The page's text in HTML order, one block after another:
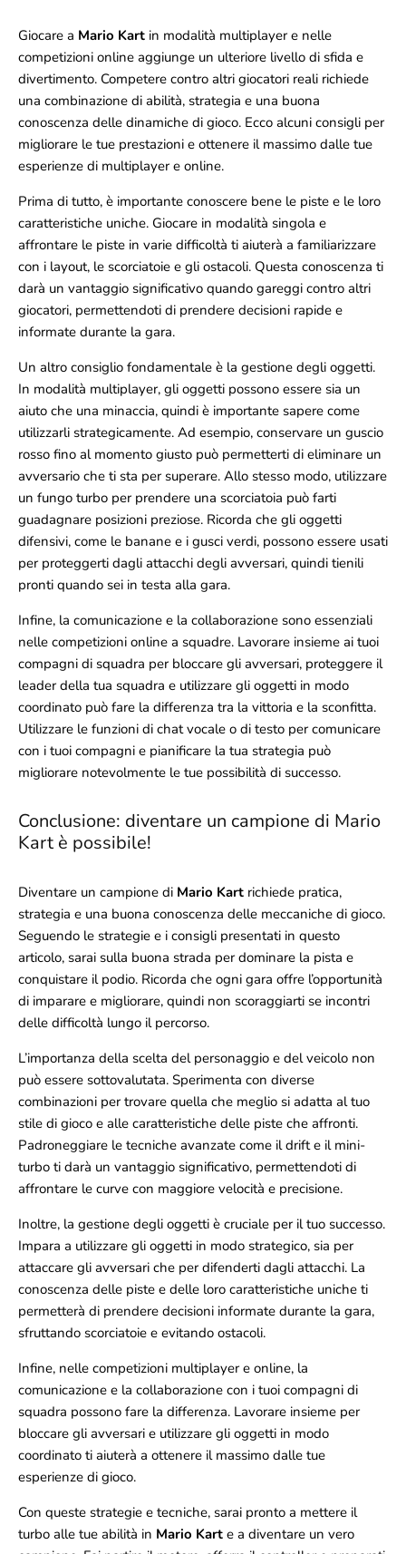
Giocare a Mario Kart in modalità multiplayer e nelle
competizioni online aggiunge un ulteriore livello di sfida e
divertimento. Competere contro altri giocatori reali richiede
una combinazione di abilità, strategia e una buona
conoscenza delle dinamiche di gioco. Ecco alcuni consigli per
migliorare le tue prestazioni e ottenere il massimo dalle tue
esperienze di multiplayer e online.
Prima di tutto, è importante conoscere bene le piste e le loro
caratteristiche uniche. Giocare in modalità singola e
affrontare le piste in varie difficoltà ti aiuterà a familiarizzare
con i layout, le scorciatoie e gli ostacoli. Questa conoscenza ti
darà un vantaggio significativo quando gareggi contro altri
giocatori, permettendoti di prendere decisioni rapide e
informate durante la gara.
Un altro consiglio fondamentale è la gestione degli oggetti.
In modalità multiplayer, gli oggetti possono essere sia un
aiuto che una minaccia, quindi è importante sapere come
utilizzarli strategicamente. Ad esempio, conservare un guscio
rosso fino al momento giusto può permetterti di eliminare un
avversario che ti sta per superare. Allo stesso modo, utilizzare
un fungo turbo per prendere una scorciatoia può farti
guadagnare posizioni preziose. Ricorda che gli oggetti
difensivi, come le banane e i gusci verdi, possono essere usati
per proteggerti dagli attacchi degli avversari, quindi tienili
pronti quando sei in testa alla gara.
Infine, la comunicazione e la collaborazione sono essenziali
nelle competizioni online a squadre. Lavorare insieme ai tuoi
compagni di squadra per bloccare gli avversari, proteggere il
leader della tua squadra e utilizzare gli oggetti in modo
coordinato può fare la differenza tra la vittoria e la sconfitta.
Utilizzare le funzioni di chat vocale o di testo per comunicare
con i tuoi compagni e pianificare la tua strategia può
migliorare notevolmente le tue possibilità di successo.
Conclusione: diventare un campione di Mario
Kart è possibile!
Diventare un campione di Mario Kart richiede pratica,
strategia e una buona conoscenza delle meccaniche di gioco.
Seguendo le strategie e i consigli presentati in questo
articolo, sarai sulla buona strada per dominare la pista e
conquistare il podio. Ricorda che ogni gara offre l’opportunità
di imparare e migliorare, quindi non scoraggiarti se incontri
delle difficoltà lungo il percorso.
L’importanza della scelta del personaggio e del veicolo non
può essere sottovalutata. Sperimenta con diverse
combinazioni per trovare quella che meglio si adatta al tuo
stile di gioco e alle caratteristiche delle piste che affronti.
Padroneggiare le tecniche avanzate come il drift e il mini-
turbo ti darà un vantaggio significativo, permettendoti di
affrontare le curve con maggiore velocità e precisione.
Inoltre, la gestione degli oggetti è cruciale per il tuo successo.
Impara a utilizzare gli oggetti in modo strategico, sia per
attaccare gli avversari che per difenderti dagli attacchi. La
conoscenza delle piste e delle loro caratteristiche uniche ti
permetterà di prendere decisioni informate durante la gara,
sfruttando scorciatoie e evitando ostacoli.
Infine, nelle competizioni multiplayer e online, la
comunicazione e la collaborazione con i tuoi compagni di
squadra possono fare la differenza. Lavorare insieme per
bloccare gli avversari e utilizzare gli oggetti in modo
coordinato ti aiuterà a ottenere il massimo dalle tue
esperienze di gioco.
Con queste strategie e tecniche, sarai pronto a mettere il
turbo alle tue abilità in Mario Kart e a diventare un vero